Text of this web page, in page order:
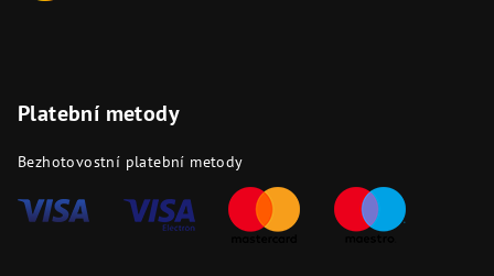
Platební metody
Bezhotovostní platební metody